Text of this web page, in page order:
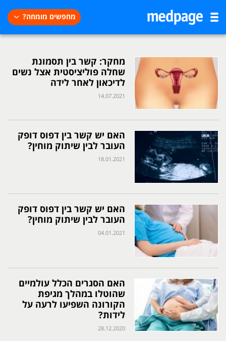
מחפשים מומחה?
מחקר: קשר בין תסמונת
שחלה פוליציסטית אצל נשים
לדיכאון לאחר לידה
14.07.2021
האם יש קשר בין דפוס דופק
העובר לבין שיתוק מוחין?
18.01.2021
האם יש קשר בין דפוס דופק
העובר לבין שיתוק מוחין?
04.01.2021
האם הסגרים הכלל עולמיים
שהוטלו במהלך מגיפת
הקורונה השפיעו לרעה על
לידות?
28.12.2020